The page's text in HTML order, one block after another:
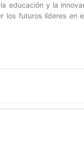
educación y la
los futuros líderes en